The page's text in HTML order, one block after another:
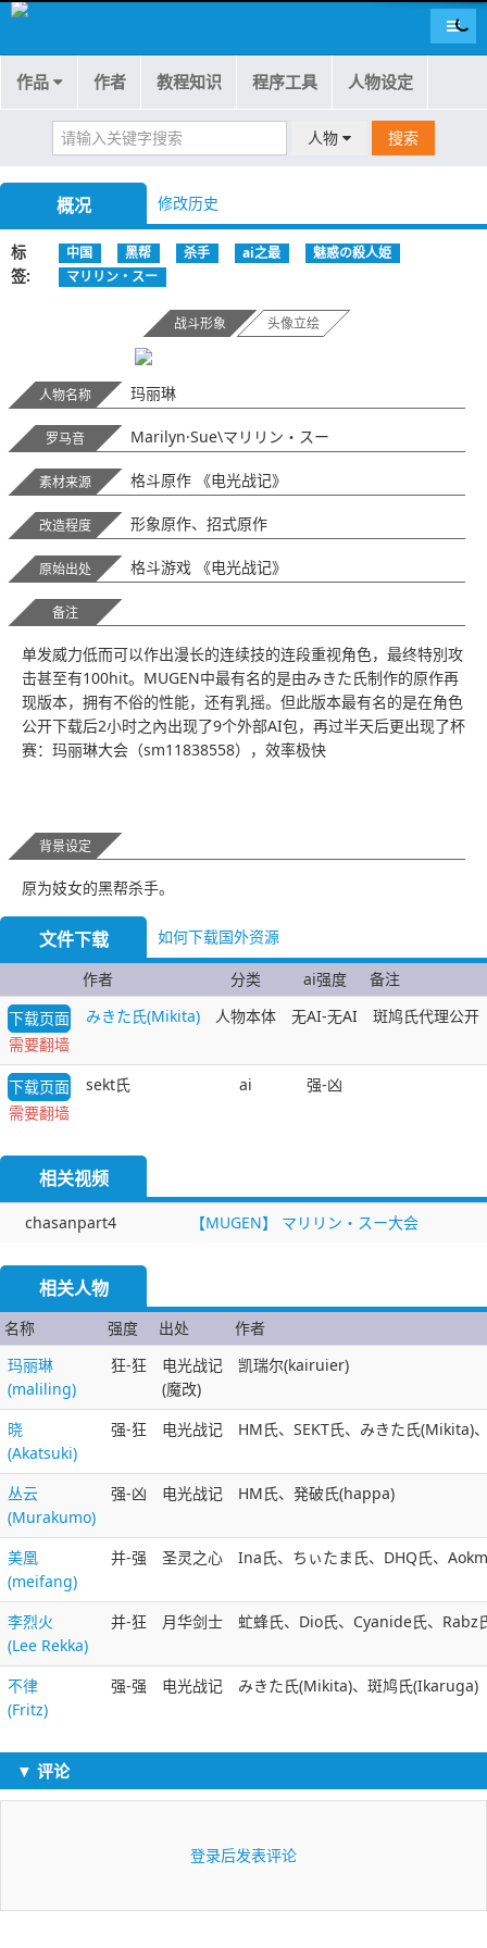
导航
作品 作者 教程知识 程序工具 人物设定
人物 搜索
概况 修改历史
标
签
中国 黑帮 杀手 ai之最
魅惑の殺人姫
マリリン・スー
战斗形象 头像立绘
人物名称 玛丽琳
罗马音 Marilyn·Sue\マリリン・スー
素材来源 格斗原作 《电光战记》
改造程度 形象原作、招式原作
原始出处 格斗游戏 《电光战记》
备注
单发威力低而可以作出漫长的连续技的连段重视角色，最终特別攻
击甚至有100hit。MUGEN中最有名的是由みきた氏制作的原作再
现版本，拥有不俗的性能，还有乳摇。但此版本最有名的是在角色
公开下载后2小时之內出现了9个外部AI包，再过半天后更出现了杯
赛：玛丽琳大会（sm11838558），效率极快
背景设定
原为妓女的黑帮杀手。
文件下载 如何下载国外资源
作者 分类 ai强度
备注
下载页面
需要翻墙
みきた氏(Mikita) 人物本体 无AI-无AI 斑鸠氏代理公开
下载页面
需要翻墙
sekt氏 ai 强-凶
相关视频
chasanpart4 【MUGEN】 マリリン・スー大会
相关人物
名称 强度 出处
作者
玛丽琳
(maliling)
狂-狂
电光战记
(魔改)
凯瑞尔(kairuier)
晓
(Akatsuki)
强-狂 电光战记 HM氏、SEKT氏、みきた氏(Mikita)
丛云
(Murakumo)
强-凶 电光战记 HM氏、発破氏(happa)
美凰
(meifang)
并-强 圣灵之心 Ina氏、ちぃたま氏、DHQ氏、
李烈火
(Lee Rekka)
并-狂 月华剑士 虻蜂氏、Dio氏、Cyanide氏、Rabz
不律
(Fritz)
强-强 电光战记 みきた氏(Mikita)、斑鸠氏(Ikaruga)
▼ 评论
登录后发表评论